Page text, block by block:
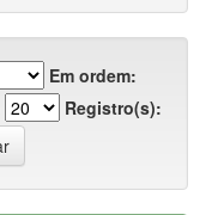
Em ordem:
Registro(s):